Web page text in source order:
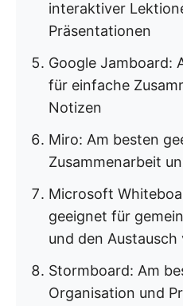
interaktiver
Präsentationen
Google Jamboard:
für einfache
Notizen
Miro: Am besten
Zusammenarbeit
Microsoft
geeignet für
und den
Stormboard: Am
Organisation und